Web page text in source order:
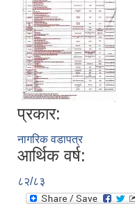
प्रकार:
नागरिक वडापत्र
आर्थिक वर्ष:
८२/८३